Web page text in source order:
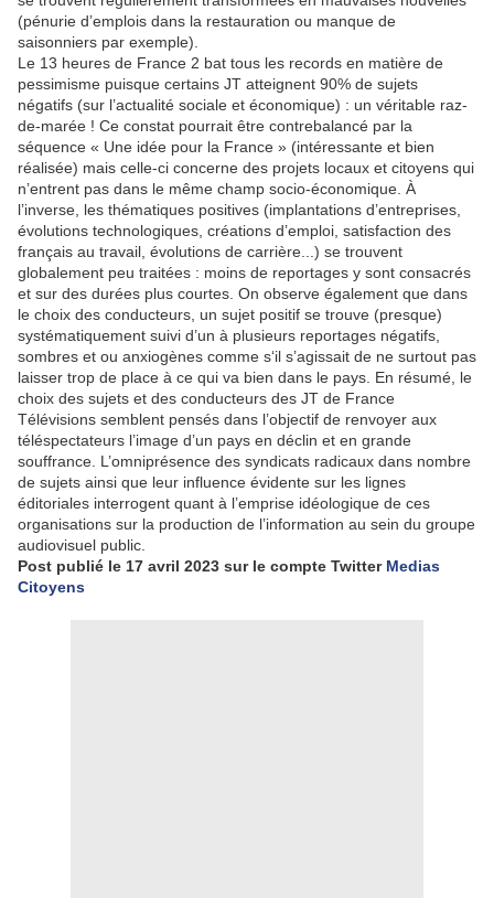
(pénurie d’emplois dans la restauration ou manque de
saisonniers par exemple).
Le 13 heures de France 2 bat tous les records en matière de
pessimisme puisque certains JT atteignent 90% de sujets
négatifs (sur l’actualité sociale et économique) : un véritable raz-
de-marée ! Ce constat pourrait être contrebalancé par la
séquence « Une idée pour la France » (intéressante et bien
réalisée) mais celle-ci concerne des projets locaux et citoyens qui
n’entrent pas dans le même champ socio-économique. À
l’inverse, les thématiques positives (implantations d’entreprises,
évolutions technologiques, créations d’emploi, satisfaction des
français au travail, évolutions de carrière...) se trouvent
globalement peu traitées : moins de reportages y sont consacrés
et sur des durées plus courtes. On observe également que dans
le choix des conducteurs, un sujet positif se trouve (presque)
systématiquement suivi d’un à plusieurs reportages négatifs,
sombres et ou anxiogènes comme s‘il s’agissait de ne surtout pas
laisser trop de place à ce qui va bien dans le pays. En résumé, le
choix des sujets et des conducteurs des JT de France
Télévisions semblent pensés dans l’objectif de renvoyer aux
téléspectateurs l’image d’un pays en déclin et en grande
souffrance. L’omniprésence des syndicats radicaux dans nombre
de sujets ainsi que leur influence évidente sur les lignes
éditoriales interrogent quant à l’emprise idéologique de ces
organisations sur la production de l’information au sein du groupe
audiovisuel public.
Post publié le 17 avril 2023 sur le compte Twitter Medias
Citoyens